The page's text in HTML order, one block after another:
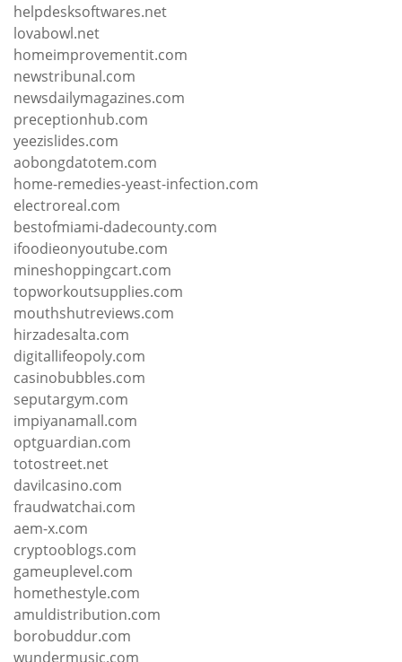
helpdesksoftwares.net
lovabowl.net
homeimprovementit.com
newstribunal.com
newsdailymagazines.com
preceptionhub.com
yeezislides.com
aobongdatotem.com
home-remedies-yeast-infection.com
electroreal.com
bestofmiami-dadecounty.com
ifoodieonyoutube.com
mineshoppingcart.com
topworkoutsupplies.com
mouthshutreviews.com
hirzadesalta.com
digitallifeopoly.com
casinobubbles.com
seputargym.com
impiyanamall.com
optguardian.com
totostreet.net
davilcasino.com
fraudwatchai.com
aem-x.com
cryptooblogs.com
gameuplevel.com
homethestyle.com
amuldistribution.com
borobuddur.com
wundermusic.com